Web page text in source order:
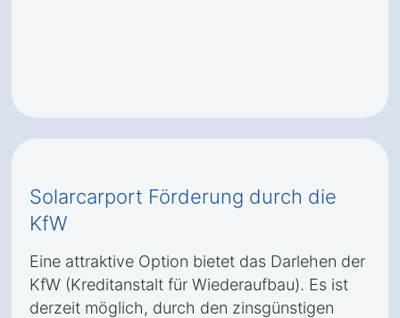
Solarcarport Förderung durch die
KfW
Eine attraktive Option bietet das Darlehen der
KfW (Kreditanstalt für Wiederaufbau). Es ist
derzeit möglich, durch den zinsgünstigen